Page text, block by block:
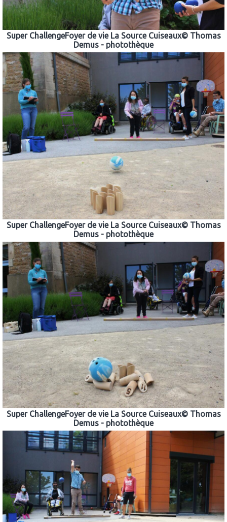
Super ChallengeFoyer de vie La Source Cuiseaux© Thomas
Demus - photothèque
Super ChallengeFoyer de vie La Source Cuiseaux© Thomas
Demus - photothèque
Super ChallengeFoyer de vie La Source Cuiseaux© Thomas
Demus - photothèque